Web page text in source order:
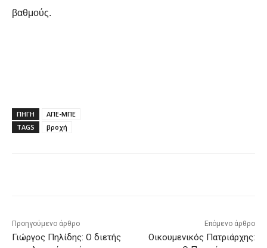
βαθμούς.
ΠΗΓΗ
ΑΠΕ-ΜΠΕ
TAGS
βροχή
Προηγούμενο άρθρο
Γιώργος Πηλίδης: Ο διετής
Επόμενο άρθρο
Οικουμενικός Πατριάρχης: